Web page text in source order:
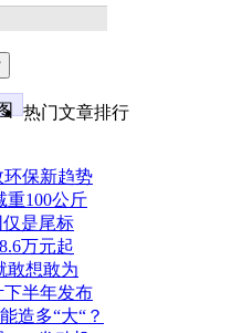
热门文章排行
保新趋势
重100公斤
是尾标
万元起
敢想敢为
半年发布
造多“大“？